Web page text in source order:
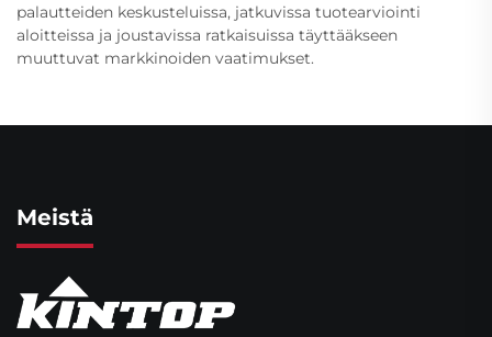
palautteiden keskusteluissa, jatkuvissa tuotearviointi
aloitteissa ja joustavissa ratkaisuissa täyttääkseen
muuttuvat markkinoiden vaatimukset.
Meistä